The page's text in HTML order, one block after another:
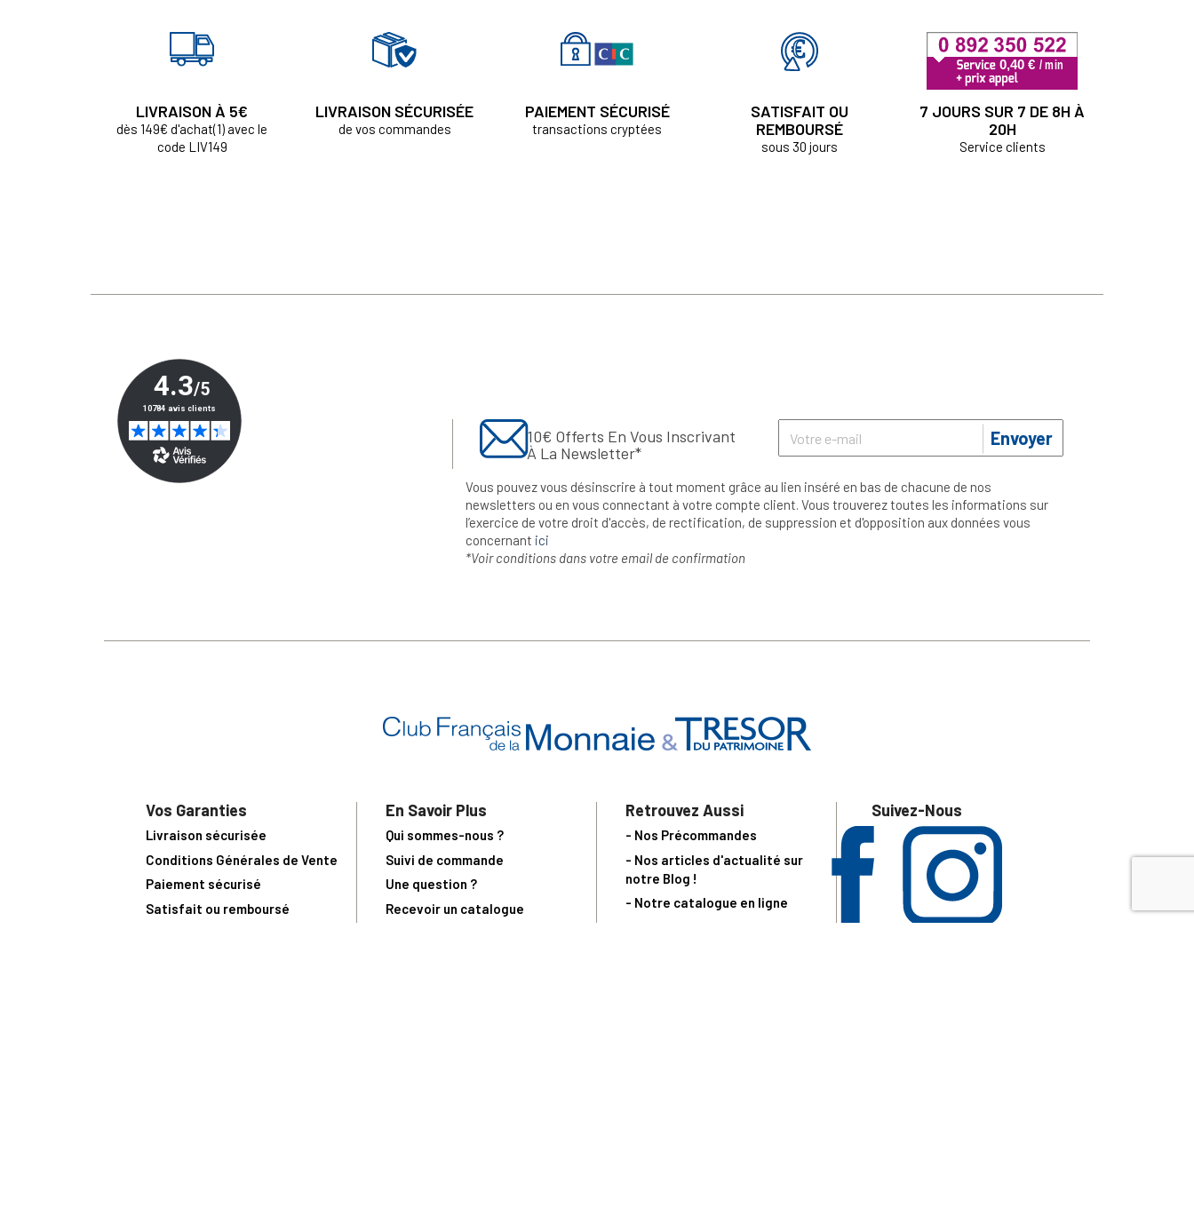
LIVRAISON À 5€
dès 149€ d'achat(1) avec le
code LIV149
LIVRAISON SÉCURISÉE
de vos commandes
PAIEMENT SÉCURISÉ
transactions cryptées
SATISFAIT OU
REMBOURSÉ
sous 30 jours
7 JOURS SUR 7 DE 8H À
20H
Service clients
10€ Offerts En Vous Inscrivant
À La Newsletter*
Envoyer
Vous pouvez vous désinscrire à tout moment grâce au lien inséré en bas de chacune de nos
newsletters ou en vous connectant à votre compte client. Vous trouverez toutes les informations sur
l’exercice de votre droit d'accès, de rectification, de suppression et d'opposition aux données vous
concernant ici
*Voir conditions dans votre email de confirmation
Vos Garanties
Livraison sécurisée
Conditions Générales de Vente
Paiement sécurisé
Satisfait ou remboursé
En Savoir Plus
Qui sommes-nous ?
Suivi de commande
Une question ?
Recevoir un catalogue
Retrouvez Aussi
- Nos Précommandes
- Nos articles d'actualité sur
notre Blog !
- Notre catalogue en ligne
Suivez-Nous